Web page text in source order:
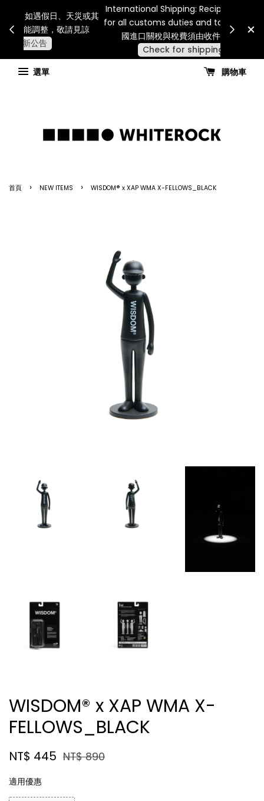
連假期間宅配服務將暫停配送。 如遇假日、天災或其
他不可抗力因素，出貨安排可能調整，敬請見諒
查看國內宅配最新公告
for all
國
選單
購物車
首頁 › NEW ITEMS › WISDOM® x XAP WMA X-FELLOWS_BLACK
WISDOM® x XAP WMA X-
FELLOWS_BLACK
NT$ 445 NT$ 890
適用優惠